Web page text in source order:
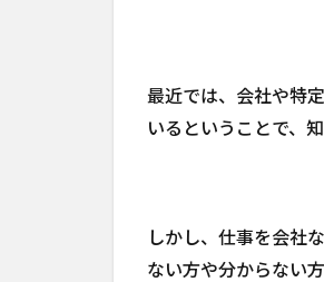
最近では、会社や特
いるということで、
しかし、仕事を会社
ない方や分からない